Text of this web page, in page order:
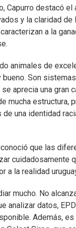
Capurro destacó
y la claridad de
a la
animales de
bueno. Son
aprecia una gran
mucha estructura,
de una identidad
que las
cuidadosamente
a la realidad
mucho. No
analizar datos,
Además, es